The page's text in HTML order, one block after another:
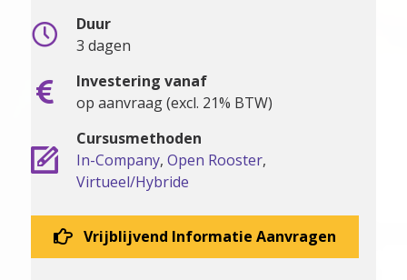
Duur
3 dagen
Investering vanaf
op aanvraag (excl. 21% BTW)
Cursusmethoden
In-Company, Open Rooster,
Virtueel/Hybride
Vrijblijvend Informatie Aanvragen